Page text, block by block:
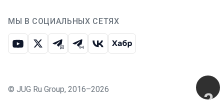
МЫ В СОЦИАЛЬНЫХ СЕТЯХ
ЮтубИкс Телеграм-чат
Телеграм-канал
ВКонтакте
Хабр
© JUG Ru Group, 2016–2026